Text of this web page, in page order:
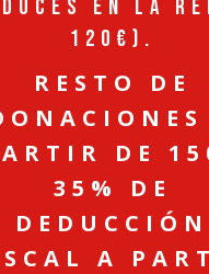
EN LA
120€).
RESTO DE
DE
35% DE
DEDUCCIÓN
A